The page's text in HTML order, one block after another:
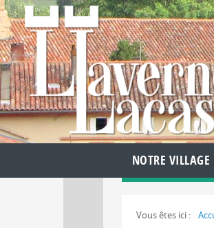
NOTRE VILLAGE
Vous êtes ici :